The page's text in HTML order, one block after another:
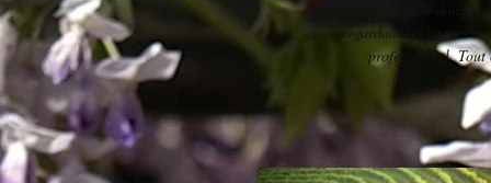
randonnée perdue dans
regardant les vagues
professionnel.